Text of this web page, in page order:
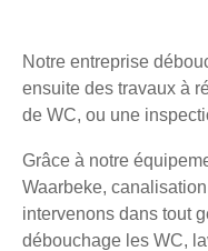
Notre entreprise
ensuite des travaux à
de WC, ou une
Grâce à notre
Waarbeke,
intervenons dans tout
débouchage les WC,